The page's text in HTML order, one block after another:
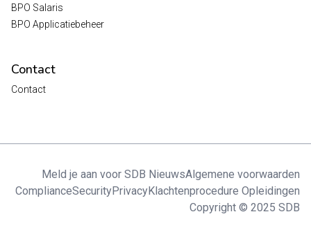
BPO Salaris
BPO Applicatiebeheer
Contact
Contact
Meld je aan voor SDB NieuwsAlgemene voorwaarden
ComplianceSecurityPrivacyKlachtenprocedure Opleidingen
Copyright © 2025 SDB